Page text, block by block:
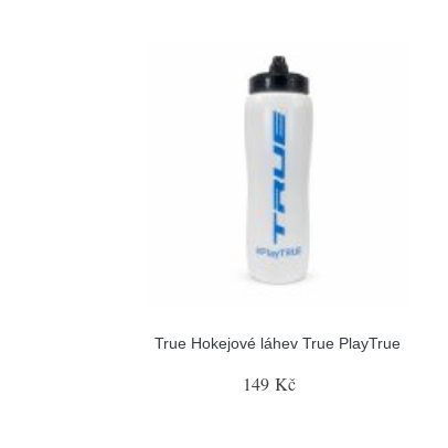
True Hokejové láhev True PlayTrue
149 Kč